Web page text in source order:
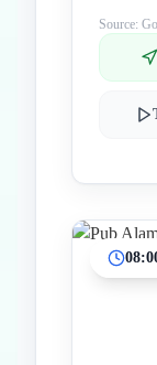
Source: